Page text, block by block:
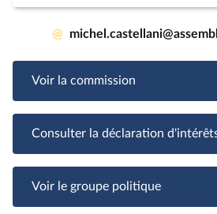
@
Voir la commission
Consulter la déclaration
Voir le groupe politique